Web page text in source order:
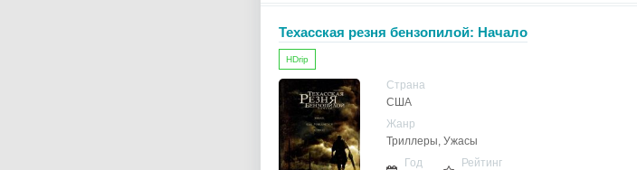
Техасская резня бензопилой: Начало
HDrip
Страна
США
Жанр
Триллеры, Ужасы
Год
Рейтинг